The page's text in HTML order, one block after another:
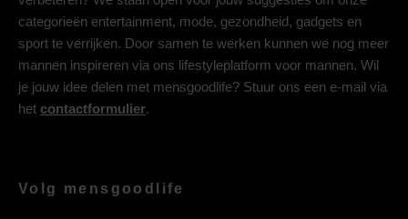
categorieën entertainment, mode, gezondheid, gadgets en
sport te verrijken. Door samen te werken kunnen we nog meer
mannen inspireren via ons lifestyleplatform voor mannen. Wil
je jouw idee delen met mensgoodlife? Stuur ons een e-mail via
het contactformulier.
Volg mensgoodlife